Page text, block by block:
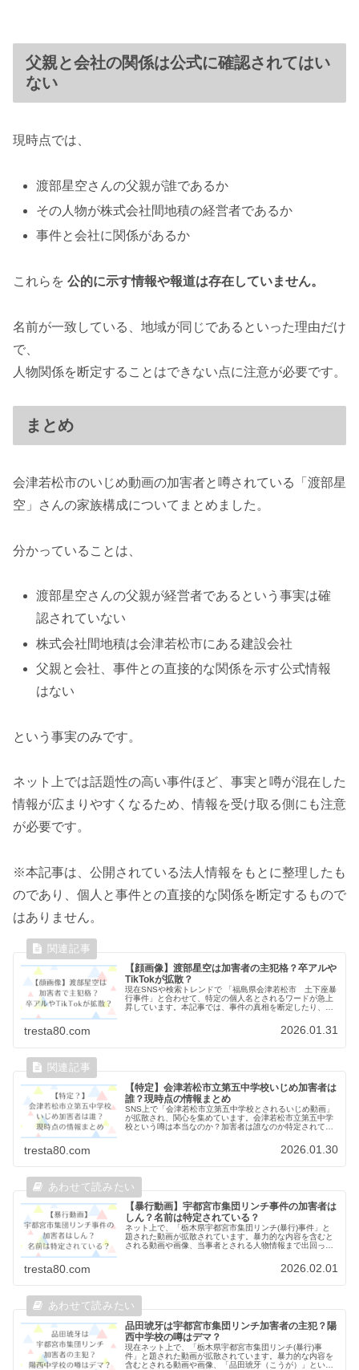
父親と会社の関係は公式に確認されてはい
ない
現時点では、
渡部星空さんの父親が誰であるか
その人物が株式会社間地積の経営者であるか
事件と会社に関係があるか
これらを 公的に示す情報や報道は存在していません。
名前が一致している、地域が同じであるといった理由だけ
で、
人物関係を断定することはできない点に注意が必要です。
まとめ
会津若松市のいじめ動画の加害者と噂されている「渡部星
空」さんの家族構成についてまとめました。
分かっていることは、
渡部星空さんの父親が経営者であるという事実は確
認されていない
株式会社間地積は会津若松市にある建設会社
父親と会社、事件との直接的な関係を示す公式情報
はない
という事実のみです。
ネット上では話題性の高い事件ほど、事実と噂が混在した
情報が広まりやすくなるため、情報を受け取る側にも注意
が必要です。
※本記事は、公開されている法人情報をもとに整理したも
のであり、個人と事件との直接的な関係を断定するもので
はありません。
【顔画像】渡部星空は加害者の主犯格？卒アルや
TikTokが拡散？
現在SNSや検索トレンドで 「福島県会津若松市 土下座暴
行事件」と合わせて、特定の個人名とされるワードが急上
昇しています。本記事では、事件の真相を断定したり、特
tresta80.com 2026.01.31
【特定】会津若松市立第五中学校いじめ加害者は
誰？現時点の情報まとめ
SNS上で「会津若松市立第五中学校とされるいじめ動画」
が拡散され、関心を集めています。会津若松市立第五中学
校という噂は本当なのか？加害者は誰なのか特定されてい
tresta80.com 2026.01.30
【暴行動画】宇都宮市集団リンチ事件の加害者は
しん？名前は特定されている？
ネット上で、「栃木県宇都宮市集団リンチ(暴行)事件」と
題された動画が拡散されています。暴力的な内容を含むと
される動画や画像、当事者とされる人物情報まで出回って
tresta80.com 2026.02.01
品田琥牙は宇都宮市集団リンチ加害者の主犯？陽
西中学校の噂はデマ？
現在ネット上で、「栃木県宇都宮市集団リンチ(暴行)事
件」と題された動画が拡散されています。暴力的な内容を
含むとされる動画や画像、「品田琥牙（こうが）」という